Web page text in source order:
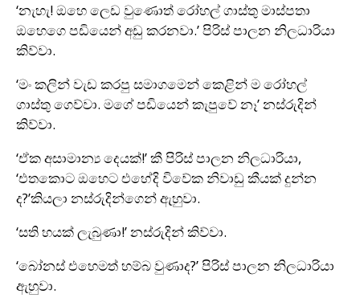
‘නැහැ! ඔහෙ ලෙඩ වුණොත් රෝහල් ගාස්තු මාස්පතා
ඔහෙගෙ පඩියෙන් අඩු කරනවා.’ පිරිස් පාලන නිලධාරියා
කිව්වා.
‘මං කලින් වැඩ කරපු සමාගමෙන් කෙළින් ම රෝහල්
ගාස්තු ගෙව්වා. මගේ පඩියෙන් කැපුවේ නෑ’ නස්රුදින්
කිව්වා.
‘ඒක අසාමාන්‍ය දෙයක්!’ කී පිරිස් පාලන නිලධාරියා,
‘එතකොට ඔහෙට එහේදි විවේක නිවාඩු කීයක් දුන්න
ද?’කියලා නස්රුදින්ගෙන් ඇහුවා.
‘සති හයක් ලැබුණා!’ නස්රුදින් කිව්වා.
‘බෝනස් එහෙමත් හම්බ වුණාද?’ පිරිස් පාලන නිලධාරියා
ඇහුවා.